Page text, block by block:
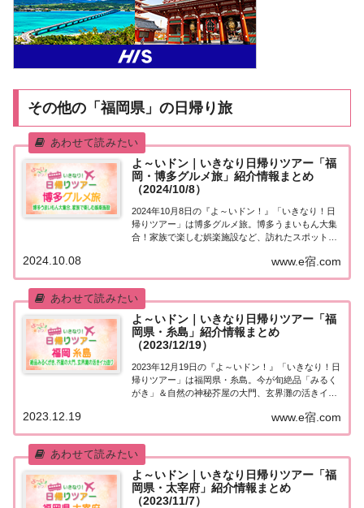
その他の「福岡県」の日帰り旅
よ～いドン｜いきなり日帰りツアー「福
岡・博多グルメ旅」紹介情報まとめ
（2024/10/8）
2024年10月8日の『よ～いドン！』「いきなり！日
帰りツアー」は博多グルメ旅。博多うまいもん大集
合！家族で楽しむ娯楽施設など、訪れたスポットや
た！「博多グルメ旅」日帰りツアー麒麟・田村さん
が街行く人にいきなり声をかけ、そのまま日帰り
ツ...
www.e宿.com
2024.10.08
よ～いドン｜いきなり日帰りツアー「福
岡県・糸島」紹介情報まとめ
（2023/12/19）
2023年12月19日の『よ～いドン！』「いきなり！日
帰りツアー」は福岡県・糸島。今が旬絶品「みるく
がき」＆自然の神秘芥屋の大門、玄界灘の活きイカ
県・糸島」日帰りツアー麒麟・田村さんが街行く人
にいきなり声をかけ、そのまま日帰りツアーにご...
www.e宿.com
2023.12.19
よ～いドン｜いきなり日帰りツアー「福
岡県・太宰府」紹介情報まとめ
（2023/11/7）